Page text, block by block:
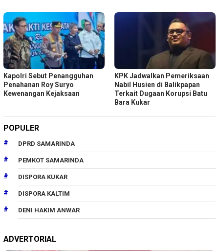
Kapolri Sebut Penangguhan
Penahanan Roy Suryo
Kewenangan Kejaksaan
KPK Jadwalkan Pemeriksaan
Nabil Husien di Balikpapan
Terkait Dugaan Korupsi Batu
Bara Kukar
POPULER
DPRD SAMARINDA
PEMKOT SAMARINDA
DISPORA KUKAR
DISPORA KALTIM
DENI HAKIM ANWAR
ADVERTORIAL